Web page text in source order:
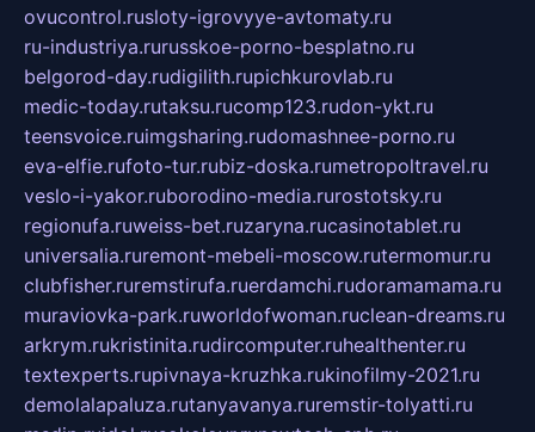
ovucontrol.rusloty-igrovyye-avtomaty.ru
ru-industriya.rurusskoe-porno-besplatno.ru
belgorod-day.rudigilith.rupichkurovlab.ru
medic-today.rutaksu.rucomp123.rudon-ykt.ru
teensvoice.ruimgsharing.rudomashnee-porno.ru
eva-elfie.rufoto-tur.rubiz-doska.rumetropoltravel.ru
veslo-i-yakor.ruborodino-media.rurostotsky.ru
regionufa.ruweiss-bet.ruzaryna.rucasinotablet.ru
universalia.ruremont-mebeli-moscow.rutermomur.ru
clubfisher.ruremstirufa.ruerdamchi.rudoramamama.ru
muraviovka-park.ruworldofwoman.ruclean-dreams.ru
arkrym.rukristinita.rudircomputer.ruhealthenter.ru
textexperts.rupivnaya-kruzhka.rukinofilmy-2021.ru
demolalapaluza.rutanyavanya.ruremstir-tolyatti.ru